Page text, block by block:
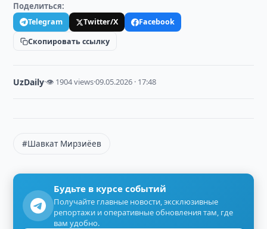
Поделиться:
Telegram Twitter/X
Facebook
Скопировать ссылку
UzDaily·👁 1904 views·09.05.2026 · 17:48
#Шавкат Мирзиёев
Будьте в курсе событий
Получайте главные новости, эксклюзивные
репортажи и оперативные обновления там, где
вам удобно.